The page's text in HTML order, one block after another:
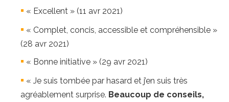
« Excellent » (11 avr 2021)
« Complet, concis, accessible et compréhensible »
(28 avr 2021)
« Bonne initiative » (29 avr 2021)
« Je suis tombée par hasard et j’en suis très
agréablement surprise. Beaucoup de conseils,